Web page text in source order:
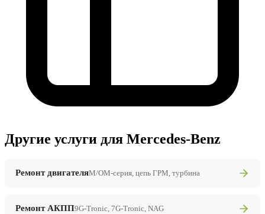
Другие услуги для Mercedes-Benz
Ремонт двигателяM/OM-серия, цепь ГРМ, турбина
Ремонт АКПП9G-Tronic, 7G-Tronic, NAG